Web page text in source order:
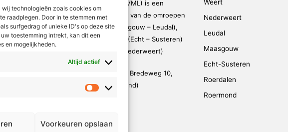
technologieën zoals cookies om
raadplegen. Door in te stemmen met
surfgedrag of unieke ID's op deze site
toestemming intrekt, kan dit een
en mogelijkheden.
Altijd actief
Statistieken
Voorkeuren opslaan
Voor Midden-Limburg (VML) is een
samenwerkingsverband van de omroepen
ML5 (Roermond – Maasgouw – Leudal),
OR6 (Roerdalen), SOL2 (Echt – Susteren)
en WeertFM (Weert – Nederweert)
VML is gevestigd op de Bredeweg 10,
Roermond (De Weerstand)
Weert
Nederweert
Leudal
Maasgouw
Echt-Susteren
Roerdalen
Roermond